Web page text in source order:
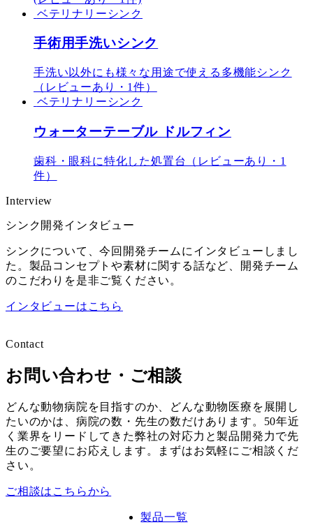
ベテリナリーシンク
手術用手洗いシンク
手洗い以外にも様々な用途で使える多機能シンク
（レビューあり・1件）
ベテリナリーシンク
ウォーターテーブル ドルフィン
歯科・眼科に特化した処置台（レビューあり・1
件）
Interview
シンク開発インタビュー
シンクについて、今回開発チームにインタビューしまし
た。製品コンセプトや素材に関する話など、開発チーム
のこだわりを是非ご覧ください。
インタビューはこちら
Contact
お問い合わせ・ご相談
どんな動物病院を目指すのか、どんな動物医療を展開し
たいのかは、病院の数・先生の数だけあります。50年近
く業界をリードしてきた弊社の対応力と製品開発力で先
生のご要望にお応えします。まずはお気軽にご相談くだ
さい。
ご相談はこちらから
製品一覧